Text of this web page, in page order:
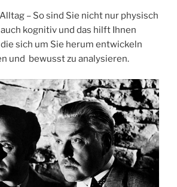
– So sind Sie nicht nur physisch
kognitiv und das hilft Ihnen
sich um Sie herum entwickeln
und bewusst zu analysieren.